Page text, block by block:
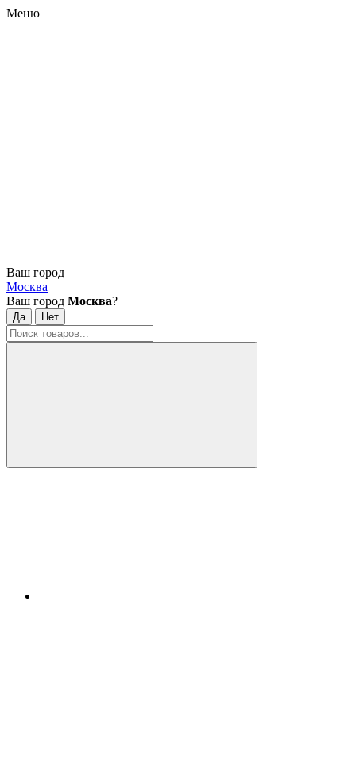
Меню
Ваш город
Москва
Ваш город Москва?